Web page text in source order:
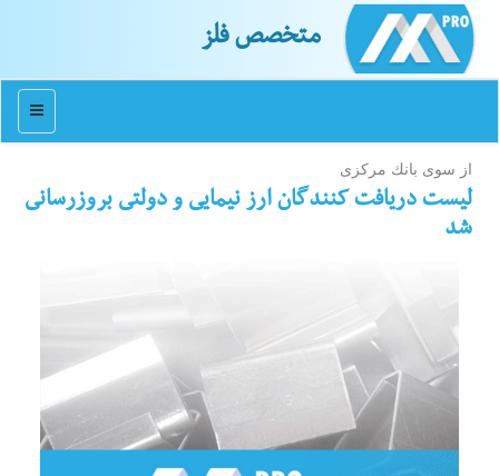
متخصص فلز
منو
از سوی بانك مركزی
لیست دریافت كنندگان ارز نیمایی و دولتی بروزرسانی
شد